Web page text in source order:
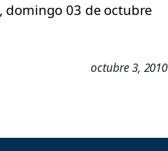
domingo 03 de octubre
octubre 3, 2010